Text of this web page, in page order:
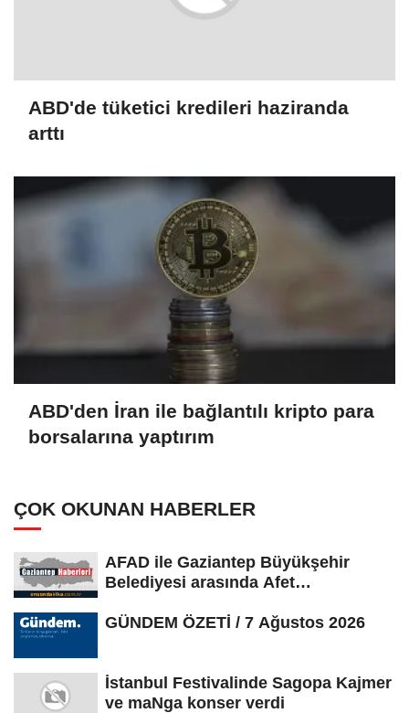
ABD'de tüketici kredileri haziranda
arttı
ABD'den İran ile bağlantılı kripto para
borsalarına yaptırım
ÇOK OKUNAN HABERLER
AFAD ile Gaziantep Büyükşehir
Belediyesi arasında Afet
GÜNDEM ÖZETİ / 7 Ağustos 2026
İstanbul Festivalinde Sagopa Kajmer
ve maNga konser verdi